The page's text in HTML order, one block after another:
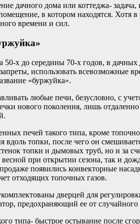
дачного дома или коттеджа-
в котором находятся. Хотя
времени и сил.
50-х до середины 70-х годов, в
использовать всевозможные
«буржуйка».
любые печи, безусловно, с
нового поколения, лишь
печей такого типа, кроме
вдоль топки, после чего он
топки и дымовых труб, но и за
при открытии сезона, так и
появились конвекторные
отходящих топочных газов.
дверцей для
предохраняющий ее от
типа- быстрое остывание после